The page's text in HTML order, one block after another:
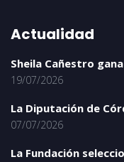
Actualidad
Sheila Cañestro
19/07/2026
La Diputación de
07/07/2026
La Fundación